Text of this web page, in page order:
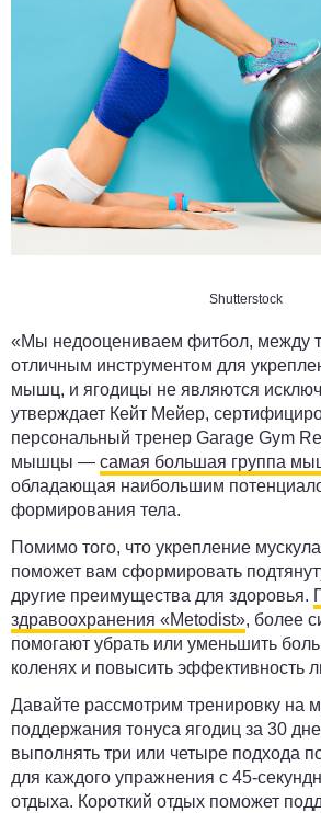
Shutterstock
«Мы недооцениваем фитбол, между
отличным инструментом для
мышц, и ягодицы не являются
утверждает Кейт Мейер,
персональный тренер Garage Gym
мышцы — самая большая группа
обладающая наибольшим
формирования тела.
Помимо того, что укрепление
поможет вам сформировать
другие преимущества для здоровья.
здравоохранения «Metodist», более
помогают убрать или уменьшить
коленях и повысить эффективность
Давайте рассмотрим тренировку на
поддержания тонуса ягодиц за 30
выполнять три или четыре подхода
для каждого упражнения с 45-
отдыха. Короткий отдых поможет